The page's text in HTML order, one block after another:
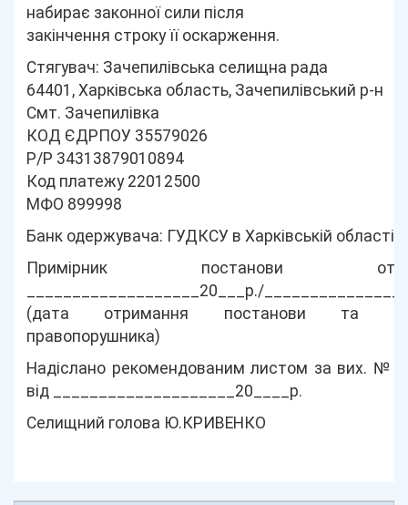
набирає законної сили після
закінчення строку її оскарження.
Стягувач: Зачепилівська селищна рада
64401, Харківська область, Зачепилівський р-н
Смт. Зачепилівка
КОД ЄДРПОУ 35579026
Р/Р 34313879010894
Код платежу 22012500
МФО 899998
Банк одержувача: ГУДКСУ в Харківській області
Примірник постанови
___________________20___р./
(дата отримання постанови та
правопорушника)
Надіслано рекомендованим листом за вих. №
від ____________________20____р.
Селищний голова Ю.КРИВЕНКО